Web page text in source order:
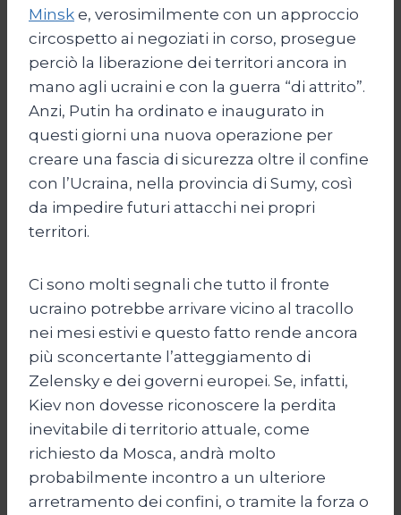
Minsk e, verosimilmente con un approccio
circospetto ai negoziati in corso, prosegue
perciò la liberazione dei territori ancora in
mano agli ucraini e con la guerra “di attrito”.
Anzi, Putin ha ordinato e inaugurato in
questi giorni una nuova operazione per
creare una fascia di sicurezza oltre il confine
con l’Ucraina, nella provincia di Sumy, così
da impedire futuri attacchi nei propri
territori.
Ci sono molti segnali che tutto il fronte
ucraino potrebbe arrivare vicino al tracollo
nei mesi estivi e questo fatto rende ancora
più sconcertante l’atteggiamento di
Zelensky e dei governi europei. Se, infatti,
Kiev non dovesse riconoscere la perdita
inevitabile di territorio attuale, come
richiesto da Mosca, andrà molto
probabilmente incontro a un ulteriore
arretramento dei confini, o tramite la forza o